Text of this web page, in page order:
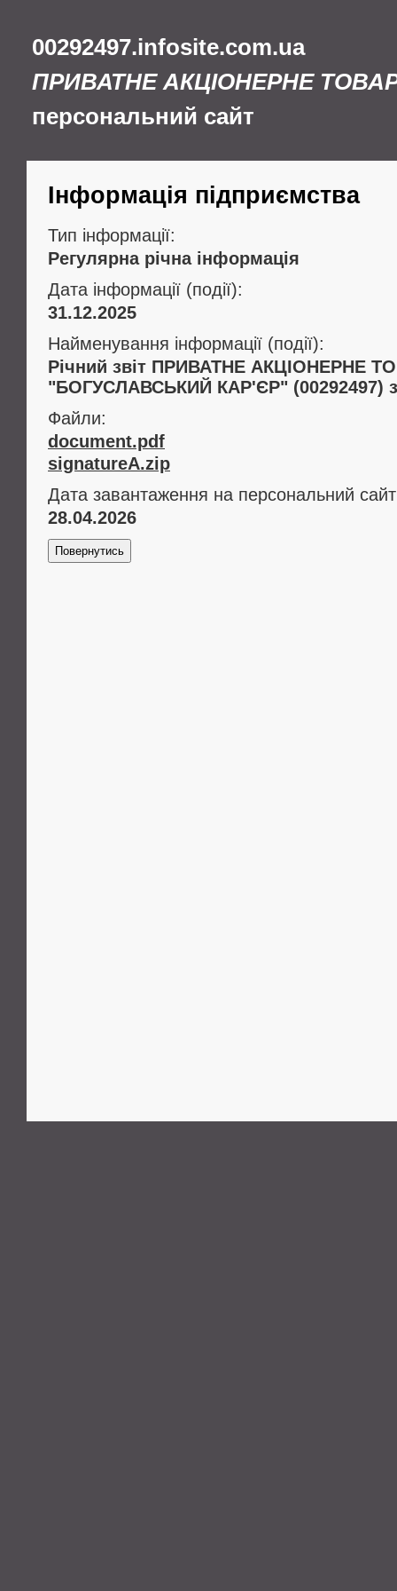
00292497.infosite.com.ua
ПРИВАТНЕ АКЦІОНЕРНЕ
персональний сайт
Інформація підприємства
Тип інформації:
Регулярна річна інформація
Дата інформації (події):
31.12.2025
Найменування інформації (події):
Річний звіт ПРИВАТНЕ АКЦІОНЕРНЕ
"БОГУСЛАВСЬКИЙ КАР'ЄР" (00292497)
Файли:
document.pdf
signatureA.zip
Дата завантаження на персональний
28.04.2026
Повернутись